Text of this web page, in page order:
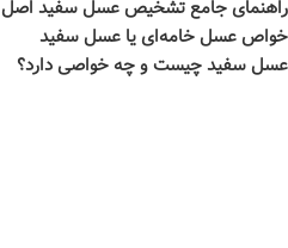
راهنمای جامع تشخیص عسل سفید اصل
خواص عسل خامه‌ای یا عسل سفید
عسل سفید چیست و چه خواصی دارد؟